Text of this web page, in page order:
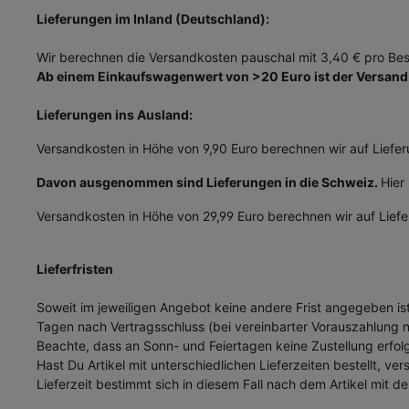
TutorialsLieferungen im Inland (Deutschland):
Wir berechnen die Versandkosten pauschal mit 3,40 € pro
Ab einem Einkaufswagenwert von >20 Euro ist der
Lieferungen ins Ausland:
Versandkosten in Höhe von 9,90 Euro berechnen wir auf
Davon ausgenommen sind Lieferungen in die Schweiz. Hier
Versandkosten in Höhe von 29,99 Euro berechnen wir auf
Lieferfristen
Soweit im jeweiligen Angebot keine andere Frist angegeben
Tagen nach Vertragsschluss (bei vereinbarter Vorauszahlung
Beachte, dass an Sonn- und Feiertagen keine Zustellung
Hast Du Artikel mit unterschiedlichen Lieferzeiten bestellt,
Lieferzeit bestimmt sich in diesem Fall nach dem Artikel mit